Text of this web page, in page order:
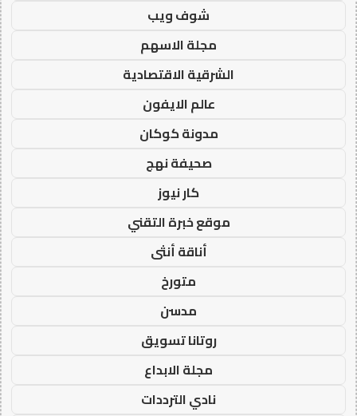
شوف ويب
مجلة الاسهم
الشرقية الاقتصادية
عالم الايفون
مدونة كوكان
صحيفة نهج
كار نيوز
موقع خبرة التقني
أناقة أنثى
متورخ
مدسن
روتانا تسويق
مجلة الابداع
نادي الترددات